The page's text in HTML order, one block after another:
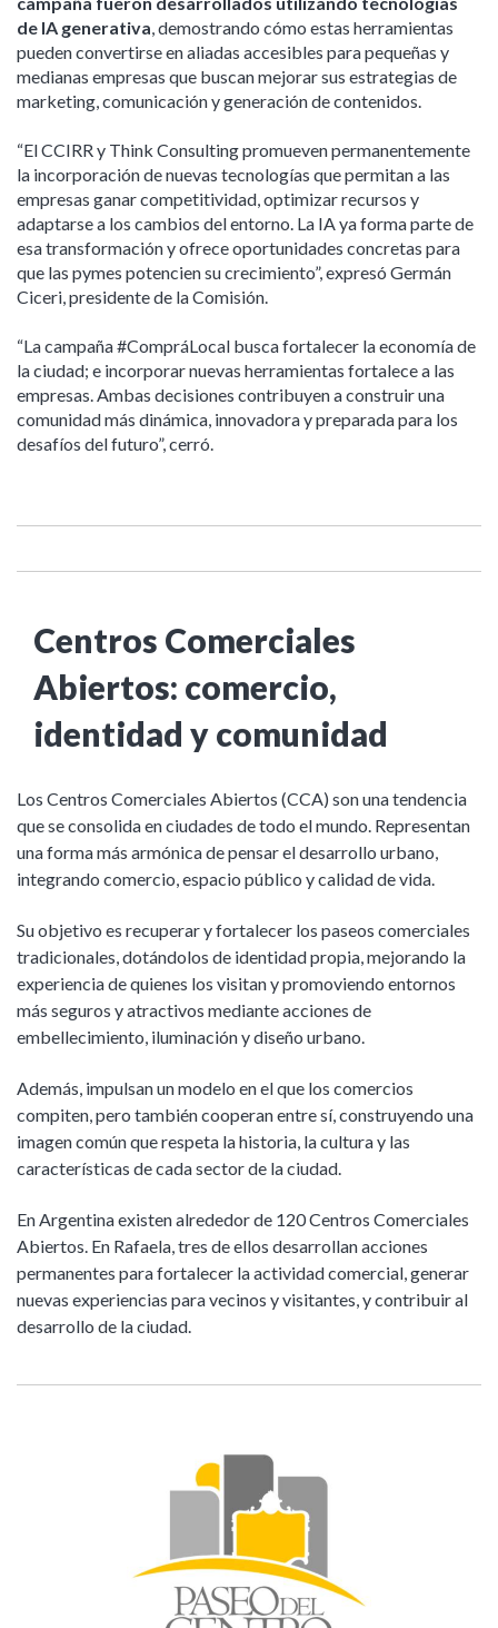
de IA generativa , demostrando cómo estas herramientas
pueden convertirse en aliadas accesibles para pequeñas y
medianas empresas que buscan mejorar sus estrategias de
marketing, comunicación y generación de contenidos.
“El CCIRR y Think Consulting promueven permanentemente
la incorporación de nuevas tecnologías que permitan a las
empresas ganar competitividad, optimizar recursos y
adaptarse a los cambios del entorno. La IA ya forma parte de
esa transformación y ofrece oportunidades concretas para
que las pymes potencien su crecimiento”, expresó Germán
Ciceri, presidente de la Comisión.
“La campaña #CompráLocal busca fortalecer la economía de
la ciudad; e incorporar nuevas herramientas fortalece a las
empresas. Ambas decisiones contribuyen a construir una
comunidad más dinámica, innovadora y preparada para los
desafíos del futuro”, cerró.
Centros Comerciales
Abiertos: comercio,
identidad y comunidad
Los Centros Comerciales Abiertos (CCA) son una tendencia
que se consolida en ciudades de todo el mundo. Representan
una forma más armónica de pensar el desarrollo urbano,
integrando comercio, espacio público y calidad de vida.
Su objetivo es recuperar y fortalecer los paseos comerciales
tradicionales, dotándolos de identidad propia, mejorando la
experiencia de quienes los visitan y promoviendo entornos
más seguros y atractivos mediante acciones de
embellecimiento, iluminación y diseño urbano.
Además, impulsan un modelo en el que los comercios
compiten, pero también cooperan entre sí, construyendo una
imagen común que respeta la historia, la cultura y las
características de cada sector de la ciudad.
En Argentina existen alrededor de 120 Centros Comerciales
Abiertos. En Rafaela, tres de ellos desarrollan acciones
permanentes para fortalecer la actividad comercial, generar
nuevas experiencias para vecinos y visitantes, y contribuir al
desarrollo de la ciudad.